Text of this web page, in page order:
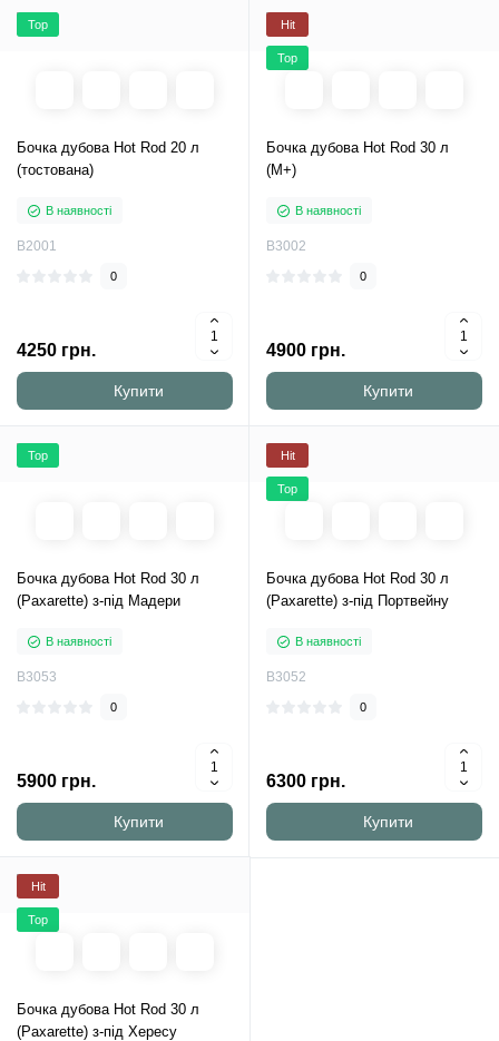
Top
Бочка дубова Hot Rod 20 л
(тостована)
В наявності
B2001
0
4250 грн.
Купити
Hit
Top
Бочка дубова Hot Rod 30 л
(M+)
В наявності
B3002
0
4900 грн.
Купити
Top
Бочка дубова Hot Rod 30 л
(Paxarette) з-під Мадери
В наявності
B3053
0
5900 грн.
Купити
Hit
Top
Бочка дубова Hot Rod 30 л
(Paxarette) з-під Портвейну
В наявності
B3052
0
6300 грн.
Купити
Hit
Top
Бочка дубова Hot Rod 30 л
(Paxarette) з-під Хересу